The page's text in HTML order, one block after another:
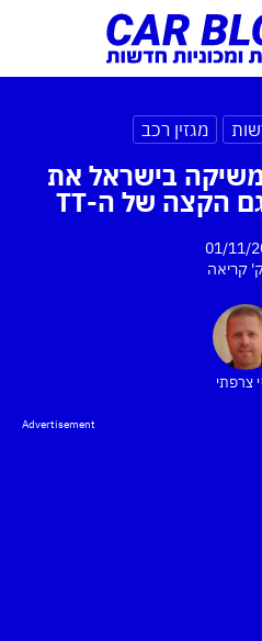
מגזין רכב
משיקה בישראל את
01/11/
קריאה
צרפתי
Advertisement